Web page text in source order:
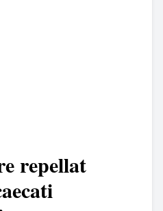
repellat